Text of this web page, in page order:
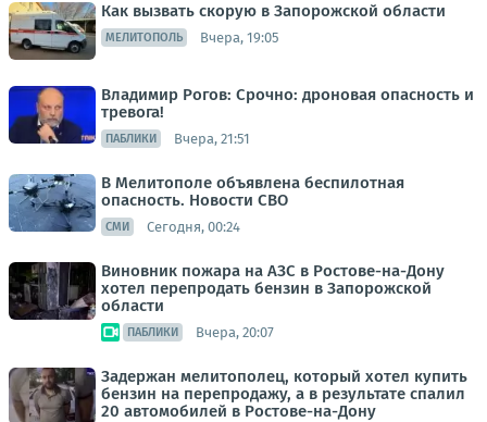
Как вызвать скорую в Запорожской области
МЕЛИТОПОЛЬ Вчера, 19:05
Владимир Рогов: Срочно: дроновая опасность и
тревога!
ПАБЛИКИ Вчера, 21:51
В Мелитополе объявлена беспилотная
опасность. Новости СВО
СМИ Сегодня, 00:24
Виновник пожара на АЗС в Ростове-на-Дону
хотел перепродать бензин в Запорожской
области
ПАБЛИКИ Вчера, 20:07
Задержан мелитополец, который хотел купить
бензин на перепродажу, а в результате спалил
20 автомобилей в Ростове-на-Дону